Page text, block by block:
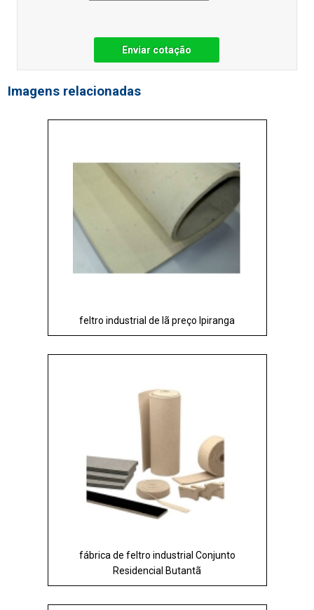
Enviar cotação
Imagens relacionadas
feltro industrial de lã preço Ipiranga
fábrica de feltro industrial Conjunto
Residencial Butantã